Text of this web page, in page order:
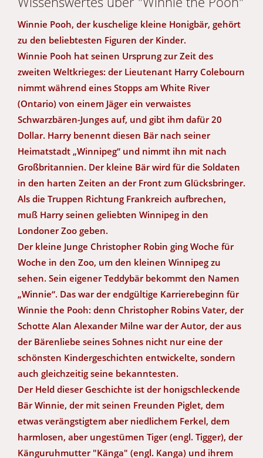
Winnie Pooh, der kuschelige kleine Honigbär, gehört
zu den beliebtesten Figuren der Kinder.
Winnie Pooh hat seinen Ursprung zur Zeit des
zweiten Weltkrieges: der Lieutenant Harry Colebourn
nimmt während eines Stopps am White River
(Ontario) von einem Jäger ein verwaistes
Schwarzbären-Junges auf, und gibt ihm dafür 20
Dollar. Harry benennt diesen Bär nach seiner
Heimatstadt „Winnipeg“ und nimmt ihn mit nach
Großbritannien. Der kleine Bär wird für die Soldaten
in den harten Zeiten an der Front zum Glücksbringer.
Als die Truppen Richtung Frankreich aufbrechen,
muß Harry seinen geliebten Winnipeg in den
Londoner Zoo geben.
Der kleine Junge Christopher Robin ging Woche für
Woche in den Zoo, um den kleinen Winnipeg zu
sehen. Sein eigener Teddybär bekommt den Namen
„Winnie“. Das war der endgültige Karrierebeginn für
Winnie the Pooh: denn Christopher Robins Vater, der
Schotte Alan Alexander Milne war der Autor, der aus
der Bärenliebe seines Sohnes nicht nur eine der
schönsten Kindergeschichten entwickelte, sondern
auch gleichzeitig seine bekanntesten.
Der Held dieser Geschichte ist der honigschleckende
Bär Winnie, der mit seinen Freunden Piglet, dem
etwas verängstigtem aber niedlichem Ferkel, dem
harmlosen, aber ungestümen Tiger (engl. Tigger), der
Känguruhmutter "Känga" (engl. Kanga) und ihrem